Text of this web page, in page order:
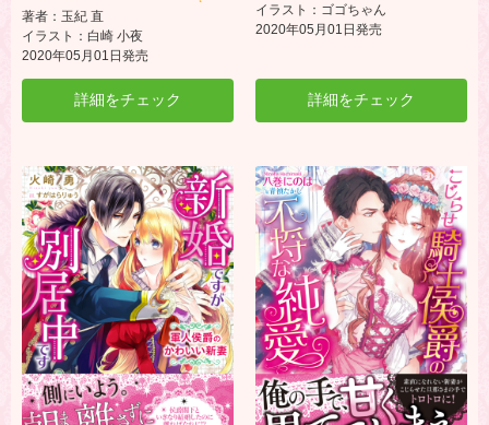
著者：玉紀 直
イラスト：白崎 小夜
2020年05月01日発売
詳細をチェック
イラスト：ゴゴちゃん
2020年05月01日発売
詳細をチェック